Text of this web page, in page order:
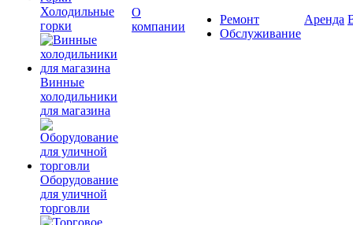
Холодильные
горки
Винные
холодильники
для магазина
Оборудование
для уличной
торговли
О
компании
Ремонт
Обслуживание
Аренда